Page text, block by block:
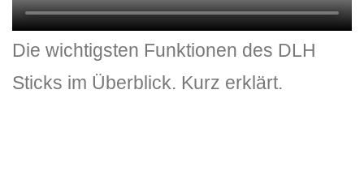
Die wichtigsten Funktionen des DLH
Sticks im Überblick. Kurz erklärt.